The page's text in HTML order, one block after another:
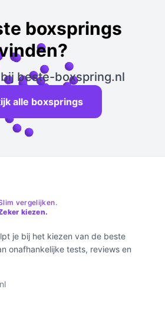
boxsprings
beste-boxspring.nl
alle boxsprings
vergelijken.
kiezen.
je bij het kiezen van de beste
onafhankelijke tests, reviews en